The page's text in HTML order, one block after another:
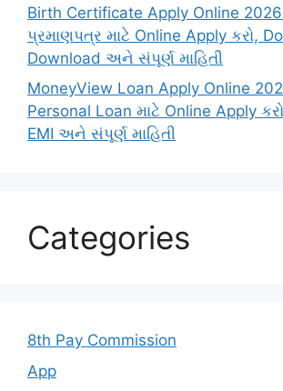
Birth Certificate Apply Online
પ્રમાણપત્ર માટે Online Apply કરો,
Download અને સંપૂર્ણ માહિતી
MoneyView Loan Apply Online
Personal Loan માટે Online Apply
EMI અને સંપૂર્ણ માહિતી
Categories
8th Pay Commission
App